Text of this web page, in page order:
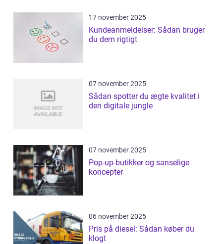
17 november 2025
Kundeanmeldelser: Sådan bruger
du dem rigtigt
07 november 2025
Sådan spotter du ægte kvalitet i
den digitale jungle
07 november 2025
Pop-up-butikker og sanselige
koncepter
06 november 2025
Pris på diesel: Sådan køber du
klogt